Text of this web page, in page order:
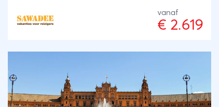
Indiase neushoorn. Laat je daarnaast betoveren
door de mystieke sfeer van de koningssteden in de
bewerkte tempels en heilige Saddhu's.
vanaf
€ 2.619